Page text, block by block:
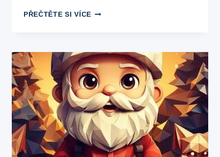
PŘEČTĚTE SI VÍCECO
HLEDEJTE
PŘÍČINY
A
ŘEŠENÍ